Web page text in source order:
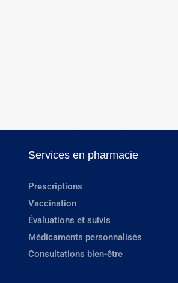
Services en pharmacie
Prescriptions
Vaccination
Évaluations et suivis
Médicaments personnalisés
Consultations bien-être